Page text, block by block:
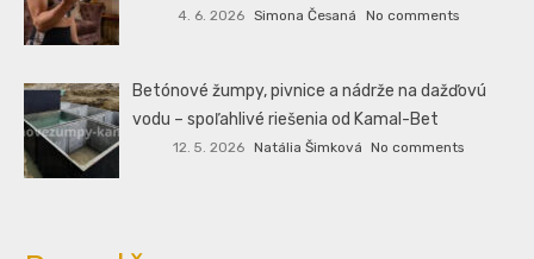
4. 6. 2026 Simona Česaná No comments
Betónové žumpy, pivnice a nádrže na dažďovú
vodu – spoľahlivé riešenia od Kamal-Bet
12. 5. 2026 Natália Šimková No comments